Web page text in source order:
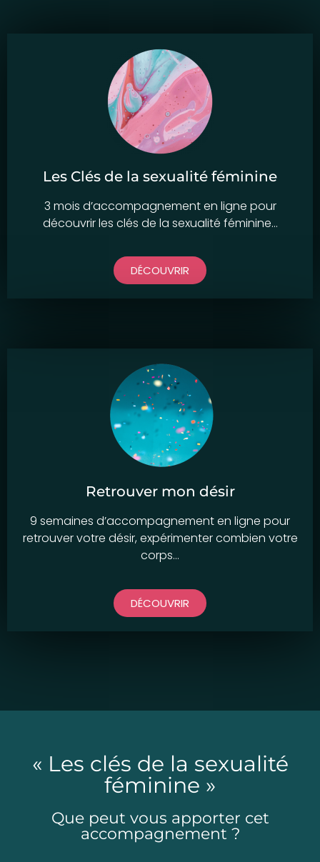
Les Clés de la sexualité féminine
3 mois d’accompagnement en ligne pour
découvrir les clés de la sexualité féminine…
DÉCOUVRIR
Retrouver mon désir
9 semaines d’accompagnement en ligne pour
retrouver votre désir, expérimenter combien votre
corps…
DÉCOUVRIR
« Les clés de la sexualité
féminine »
Que peut vous apporter cet
accompagnement ?